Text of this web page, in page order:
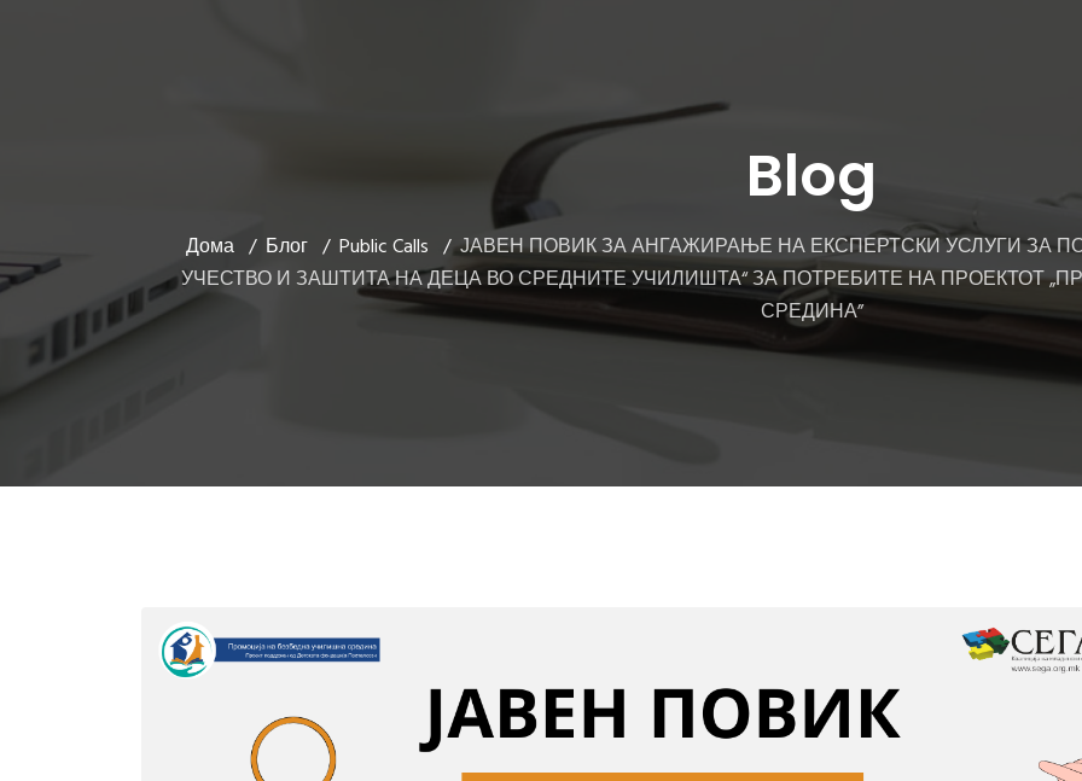
Blog
Дома Блог Public Calls
ЈАВЕН ПОВИК ЗА АНГАЖИРАЊЕ НА ЕКСПЕРТСКИ УСЛУГИ ЗА
УЧЕСТВО И ЗАШТИТА НА ДЕЦА ВО СРЕДНИТЕ УЧИЛИШТА“ ЗА ПОТРЕБИТЕ НА ПРОЕКТОТ
СРЕДИНА”